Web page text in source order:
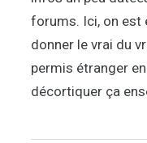
forums. Ici, on est
donner le vrai du
permis étranger
décortiquer ça